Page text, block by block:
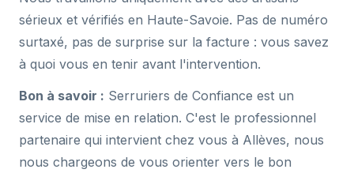
sérieux et vérifiés en Haute-Savoie. Pas de numéro
surtaxé, pas de surprise sur la facture : vous savez
à quoi vous en tenir avant l'intervention.
Bon à savoir : Serruriers de Confiance est un
service de mise en relation. C'est le professionnel
partenaire qui intervient chez vous à Allèves, nous
nous chargeons de vous orienter vers le bon